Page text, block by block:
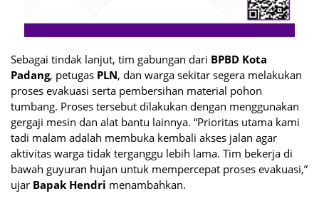
Sebagai tindak lanjut, tim gabungan dari BPBD Kota
Padang, petugas PLN, dan warga sekitar segera melakukan
proses evakuasi serta pembersihan material pohon
tumbang. Proses tersebut dilakukan dengan menggunakan
gergaji mesin dan alat bantu lainnya. “Prioritas utama kami
tadi malam adalah membuka kembali akses jalan agar
aktivitas warga tidak terganggu lebih lama. Tim bekerja di
bawah guyuran hujan untuk mempercepat proses evakuasi,”
ujar Bapak Hendri menambahkan.